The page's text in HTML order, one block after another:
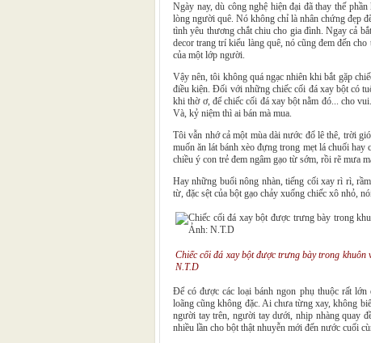
Ngày nay, dù công nghệ hiện đại đã thay thế
lòng người quê. Nó không chỉ là nhân chứng đẹp
tình yêu thương chắt chiu cho gia đình. Ngay cả
decor trang trí kiểu làng quê, nó cũng đem đến
của một lớp người.
Vậy nên, tôi không quá ngạc nhiên khi bắt gặp
điều kiện. Đối với những chiếc cối đá xay bột có
khi thờ ơ, để chiếc cối đá xay bột nằm đó... cho
Và, kỷ niệm thì ai bán mà mua.
Tôi vẫn nhớ cả một mùa dài nước đổ lê thê, trời
muốn ăn lát bánh xèo đựng trong mẹt lá chuối hay
chiều ý con trẻ đem ngâm gạo từ sớm, rồi rẽ mưa
Hay những buổi nông nhàn, tiếng cối xay rì rì,
từ, đặc sệt của bột gạo chảy xuống chiếc xô nhỏ,
Chiếc cối đá xay bột được trưng bày trong khuôn
N.T.D
Để có được các loại bánh ngon phụ thuộc rất
loãng cũng không đặc. Ai chưa từng xay, không
người tay trên, người tay dưới, nhịp nhàng quay
nhiều lần cho bột thật nhuyễn mới đến nước cuối